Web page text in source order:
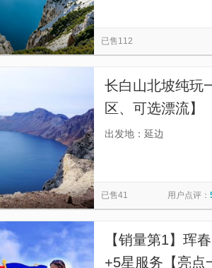
已售112
长白山北坡纯玩
区、可选漂流】
等，可选漂流】
出发地：延边
已售41 用户点评：
【销量第1】珲
+5星服务【亮点